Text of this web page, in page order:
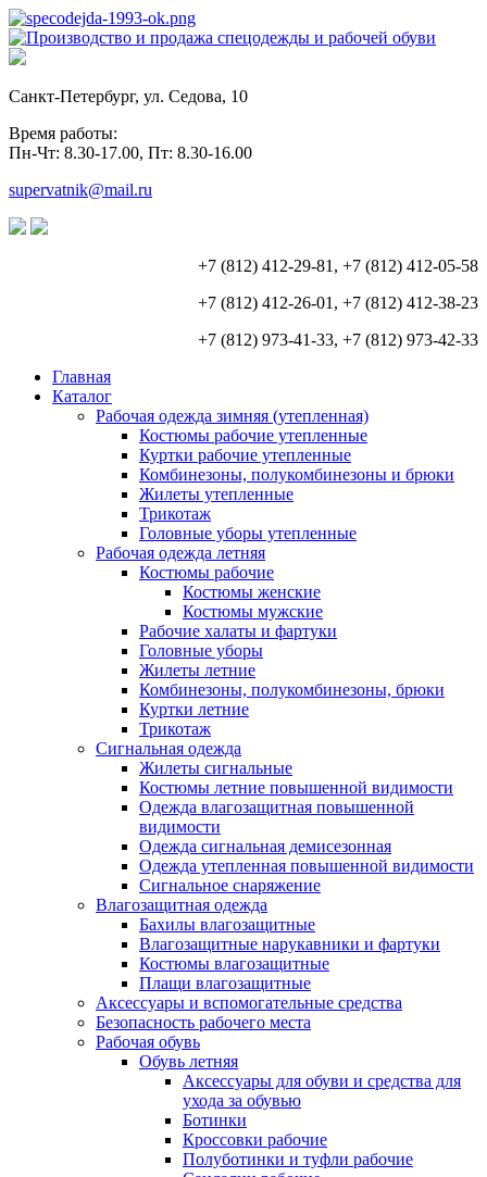
Санкт-Петербург, ул. Седова, 10
Время работы:
Пн-Чт: 8.30-17.00, Пт: 8.30-16.00
supervatnik@mail.ru
+7 (812) 412-29-81, +7 (812) 412-05-58
+7 (812) 412-26-01, +7 (812) 412-38-23
+7 (812) 973-41-33, +7 (812) 973-42-33
Главная
Каталог
Рабочая одежда зимняя (утепленная)
Костюмы рабочие утепленные
Куртки рабочие утепленные
Комбинезоны, полукомбинезоны и брюки
Жилеты утепленные
Трикотаж
Головные уборы утепленные
Рабочая одежда летняя
Костюмы рабочие
Костюмы женские
Костюмы мужские
Рабочие халаты и фартуки
Головные уборы
Жилеты летние
Комбинезоны, полукомбинезоны, брюки
Куртки летние
Трикотаж
Сигнальная одежда
Жилеты сигнальные
Костюмы летние повышенной видимости
Одежда влагозащитная повышенной
видимости
Одежда сигнальная демисезонная
Одежда утепленная повышенной видимости
Сигнальное снаряжение
Влагозащитная одежда
Бахилы влагозащитные
Влагозащитные нарукавники и фартуки
Костюмы влагозащитные
Плащи влагозащитные
Аксессуары и вспомогательные средства
Безопасность рабочего места
Рабочая обувь
Обувь летняя
Аксессуары для обуви и средства для
ухода за обувью
Ботинки
Кроссовки рабочие
Полуботинки и туфли рабочие